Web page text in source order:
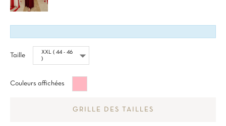
Taille
Couleurs affichées
GRILLE DES TAILLES